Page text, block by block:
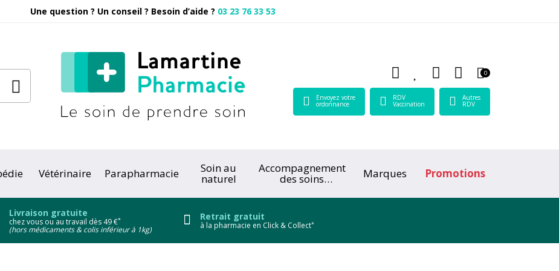
Une question ? Un conseil ? Besoin d’aide ? 03 23 76 33 53
0
Envoyez votre
ordonnance
RDV
Vaccination
Autres
RDV
Vétérinaire Parapharmacie Soin au
naturel
Accompagnement
des soins Marques Promotions
Livraison gratuite
chez vous ou au travail dès 49 €*
(hors médicaments & colis inférieur à 1kg)
Retrait gratuit
à la pharmacie en Click & Collect*